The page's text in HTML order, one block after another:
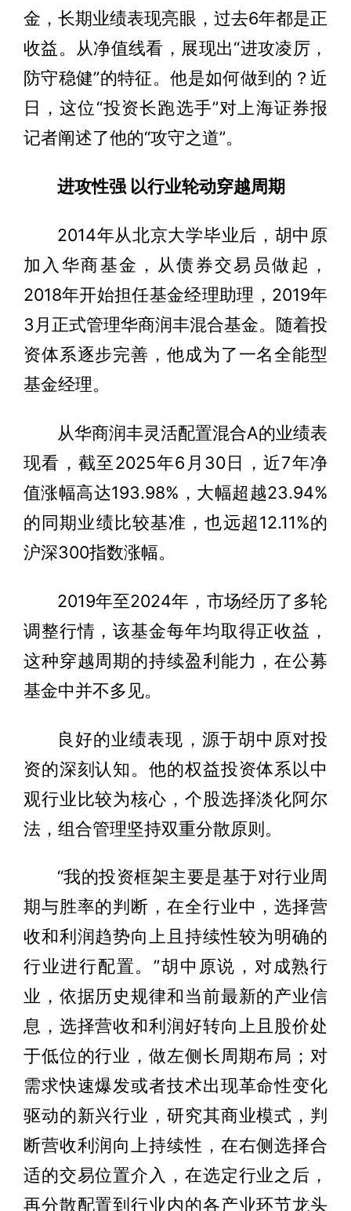
金，长期业绩表现亮眼，过去6年都是正
收益。从净值线看，展现出“进攻凌厉，
防守稳健”的特征。他是如何做到的？近
日，这位“投资长跑选手”对上海证券报
记者阐述了他的“攻守之道”。
进攻性强 以行业轮动穿越周期
2014年从北京大学毕业后，胡中原
加入华商基金，从债券交易员做起，
2018年开始担任基金经理助理，2019年
3月正式管理华商润丰混合基金。随着投
资体系逐步完善，他成为了一名全能型
基金经理。
从华商润丰灵活配置混合A的业绩表
现看，截至2025年6月30日，近7年净
值涨幅高达193.98%，大幅超越23.94%
的同期业绩比较基准，也远超12.11%的
沪深300指数涨幅。
2019年至2024年，市场经历了多轮
调整行情，该基金每年均取得正收益，
这种穿越周期的持续盈利能力，在公募
基金中并不多见。
良好的业绩表现，源于胡中原对投
资的深刻认知。他的权益投资体系以中
观行业比较为核心，个股选择淡化阿尔
法，组合管理坚持双重分散原则。
“我的投资框架主要是基于对行业周
期与胜率的判断，在全行业中，选择营
收和利润趋势向上且持续性较为明确的
行业进行配置。”胡中原说，对成熟行
业，依据历史规律和当前最新的产业信
息，选择营收和利润好转向上且股价处
于低位的行业，做左侧长周期布局；对
需求快速爆发或者技术出现革命性变化
驱动的新兴行业，研究其商业模式，判
断营收利润向上持续性，在右侧选择合
适的交易位置介入，在选定行业之后，
再分散配置到行业内的各产业环节龙头